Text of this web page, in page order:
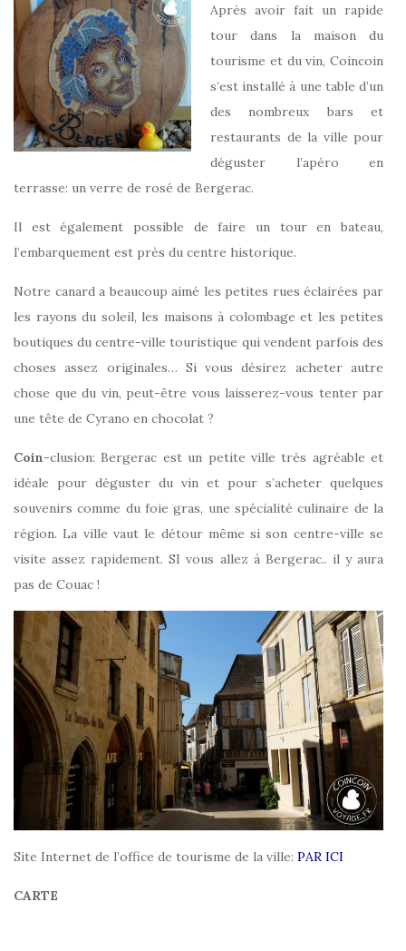
Après avoir fait un rapide
tour dans la maison du
tourisme et du vin, Coincoin
s’est installé à une table d’un
des nombreux bars et
restaurants de la ville pour
déguster l’apéro en
terrasse: un verre de rosé de Bergerac.
Il est également possible de faire un tour en bateau,
l’embarquement est près du centre historique.
Notre canard a beaucoup aimé les petites rues éclairées par
les rayons du soleil, les maisons à colombage et les petites
boutiques du centre-ville touristique qui vendent parfois des
choses assez originales… Si vous désirez acheter autre
chose que du vin, peut-être vous laisserez-vous tenter par
une tête de Cyrano en chocolat ?
Coin-clusion: Bergerac est un petite ville très agréable et
idéale pour déguster du vin et pour s’acheter quelques
souvenirs comme du foie gras, une spécialité culinaire de la
région. La ville vaut le détour même si son centre-ville se
visite assez rapidement. SI vous allez á Bergerac.. il y aura
pas de Couac !
Site Internet de l’office de tourisme de la ville: PAR ICI
CARTE